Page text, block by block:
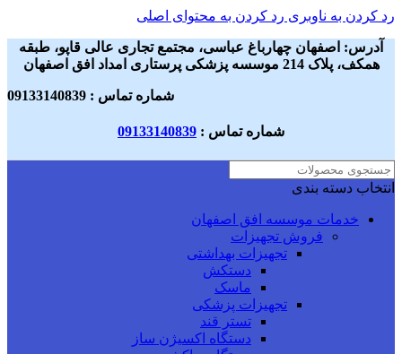
رد کردن به ناوبری رد کردن به محتوای اصلی
آدرس: اصفهان چهارباغ عباسی، مجتمع تجاری عالی قاپو، طبقه
همکف، پلاک 214 موسسه پزشکی پرستاری امداد افق اصفهان
شماره تماس : 09133140839
شماره تماس : 09133140839
انتخاب دسته بندی
خدمات موسسه افق اصفهان
فروش تجهیزات
تجهیزات بهداشتی
دستکش
ماسک
تجهیزات پزشکی
تستر قند
دستگاه اکسیژن ساز